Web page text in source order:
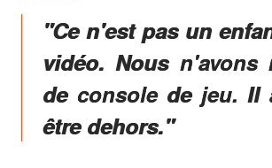
"Ce n'est pas un
vidéo. Nous n'avons
de console de jeu. Il
être dehors."